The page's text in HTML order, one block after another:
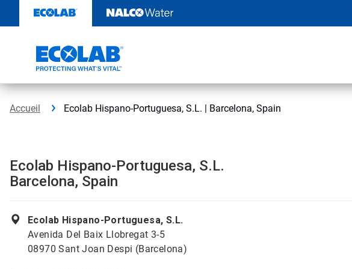
contenu​​​​​​​
Accueil Ecolab Hispano-Portuguesa, S.L. | Barcelona, Spain
Ecolab Hispano-Portuguesa, S.L.
Barcelona, Spain
Ecolab Hispano-Portuguesa, S.L.
Avenida Del Baix Llobregat 3-5
08970 Sant Joan Despi (Barcelona)